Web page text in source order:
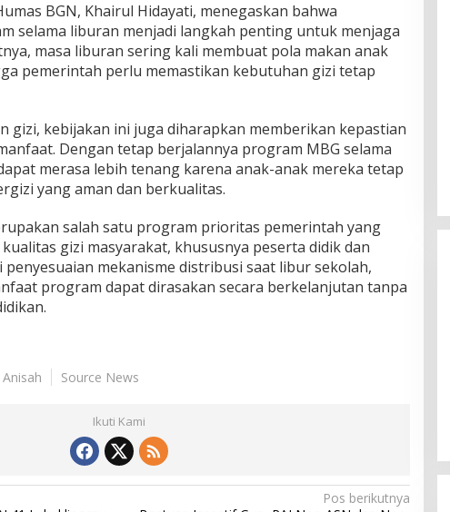
BGN, Khairul Hidayati, menegaskan bahwa
selama liburan menjadi langkah penting untuk menjaga
masa liburan sering kali membuat pola makan anak
pemerintah perlu memastikan kebutuhan gizi tetap
gizi, kebijakan ini juga diharapkan memberikan kepastian
Dengan tetap berjalannya program MBG selama
merasa lebih tenang karena anak-anak mereka tetap
yang aman dan berkualitas.
salah satu program prioritas pemerintah yang
gizi masyarakat, khususnya peserta didik dan
mekanisme distribusi saat libur sekolah,
program dapat dirasakan secara berkelanjutan tanpa
Source News
Ikuti Kami
Pos berikutnya